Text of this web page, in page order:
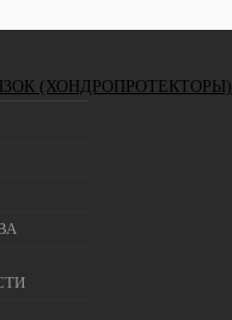
(ХОНДРОПРОТЕКТОРЫ)